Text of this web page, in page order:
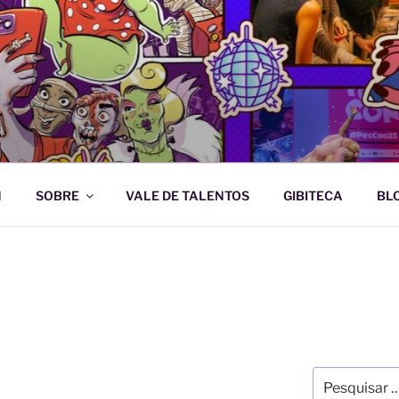
e Artes Gráficas
SOBRE VALE DE TALENTOS GIBITECA
por: